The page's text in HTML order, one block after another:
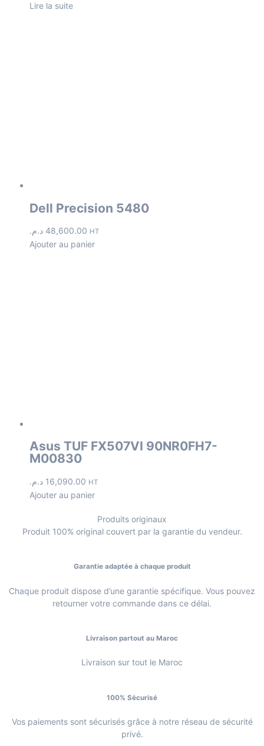
Lire la suite
Dell Precision 5480
48,600.00 د.م. HT
Ajouter au panier
Asus TUF FX507VI 90NR0FH7-
M00830
16,090.00 د.م. HT
Ajouter au panier
Produits originaux
Produit 100% original couvert par la garantie du vendeur.
Garantie adaptée à chaque produit
Chaque produit dispose d’une garantie spécifique. Vous pouvez
retourner votre commande dans ce délai.
Livraison partout au Maroc
Livraison sur tout le Maroc
100% Sécurisé
Vos paiements sont sécurisés grâce à notre réseau de sécurité
privé.